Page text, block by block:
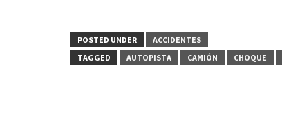
(Se
abre
en
una
(Se
abre
una
POSTED UNDER
ACCIDENTES
TAGGED
AUTOPISTA CAMIÓN CHOQUE